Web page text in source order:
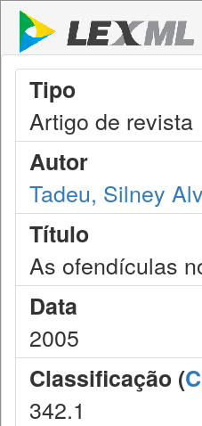
Tipo
Artigo de revista
Autor
Tadeu, Silney
Título
As ofendículas
Data
2005
Classificação (
342.1